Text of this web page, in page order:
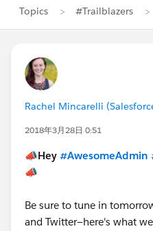
Topics #Trailblazers
Rachel Mincarelli
2018年3月28日 0:51
📣Hey #AwesomeAdmin
📣
Be sure to tune in
and Twitter—here's what